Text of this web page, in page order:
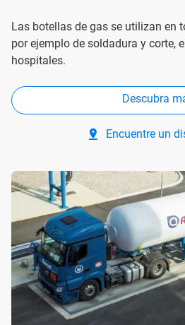
Las botellas de gas se utilizan en
por ejemplo de soldadura y corte,
hospitales.
Descubra
Encuentre un